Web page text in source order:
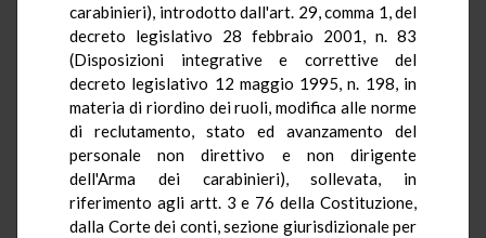
carabinieri), introdotto dall'art. 29, comma 1, del
decreto legislativo 28 febbraio 2001, n. 83
(Disposizioni integrative e correttive del
decreto legislativo 12 maggio 1995, n. 198, in
materia di riordino dei ruoli, modifica alle norme
di reclutamento, stato ed avanzamento del
personale non direttivo e non dirigente
dell'Arma dei carabinieri), sollevata, in
riferimento agli artt. 3 e 76 della Costituzione,
dalla Corte dei conti, sezione giurisdizionale per